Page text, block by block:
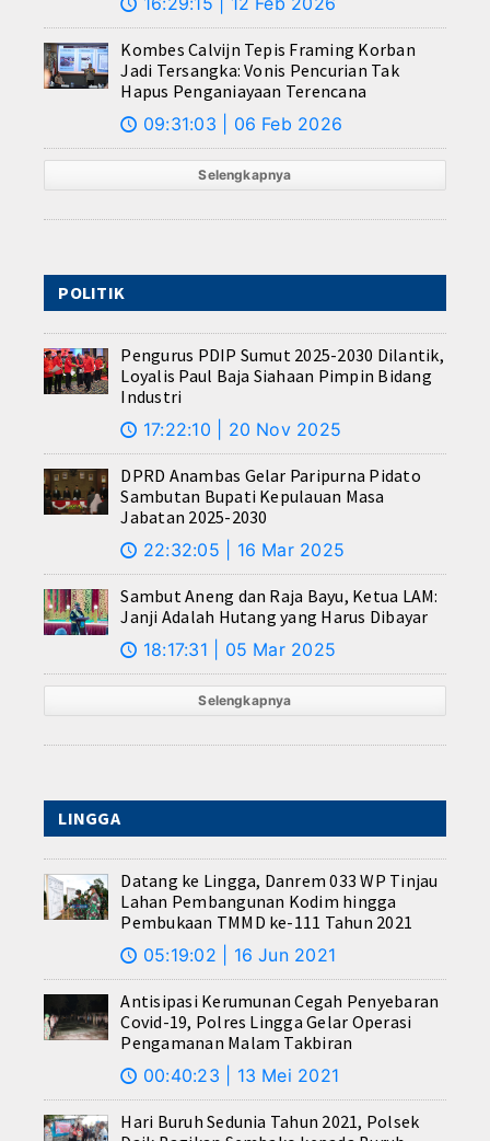
Kombes Calvijn Tepis Framing Korban
Jadi Tersangka: Vonis Pencurian Tak
Hapus Penganiayaan Terencana
🕔 09:31:03 | 06 Feb 2026
Selengkapnya
POLITIK
Pengurus PDIP Sumut 2025-2030 Dilantik,
Loyalis Paul Baja Siahaan Pimpin Bidang
Industri
🕔 17:22:10 | 20 Nov 2025
DPRD Anambas Gelar Paripurna Pidato
Sambutan Bupati Kepulauan Masa
Jabatan 2025-2030
🕔 22:32:05 | 16 Mar 2025
Sambut Aneng dan Raja Bayu, Ketua LAM:
Janji Adalah Hutang yang Harus Dibayar
🕔 18:17:31 | 05 Mar 2025
Selengkapnya
LINGGA
Datang ke Lingga, Danrem 033 WP Tinjau
Lahan Pembangunan Kodim hingga
Pembukaan TMMD ke-111 Tahun 2021
🕔 05:19:02 | 16 Jun 2021
Antisipasi Kerumunan Cegah Penyebaran
Covid-19, Polres Lingga Gelar Operasi
Pengamanan Malam Takbiran
🕔 00:40:23 | 13 Mei 2021
Hari Buruh Sedunia Tahun 2021, Polsek